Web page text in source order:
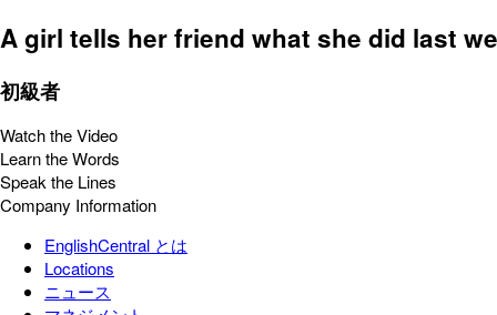
A girl tells her friend what she did last
初級者
Watch the Video
Learn the Words
Speak the Lines
Company Information
EnglishCentral とは
Locations
ニュース